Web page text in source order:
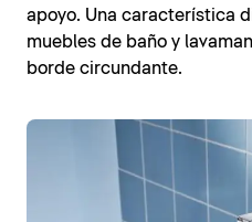
apoyo. Una característica
muebles de baño y
borde circundante.